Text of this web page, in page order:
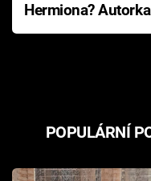
Hermiona?
Pottera přišla s
POPULÁRNÍ